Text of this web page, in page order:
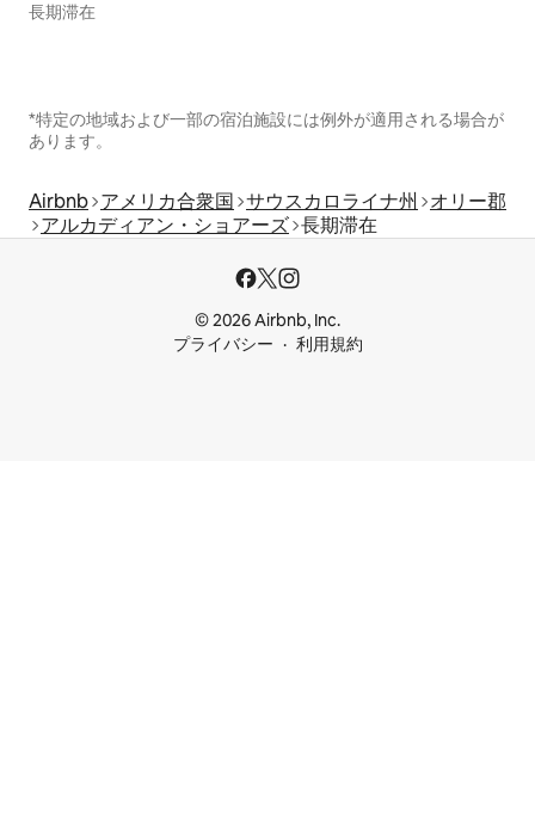
長期滞在
*特定の地域および一部の宿泊施設には例外が適用される場合が
あります。
Airbnb アメリカ合衆国 サウスカロライナ州
オリー郡
アルカディアン・ショアーズ 長期滞在
© 2026 Airbnb, Inc.
プライバシー
利用規約